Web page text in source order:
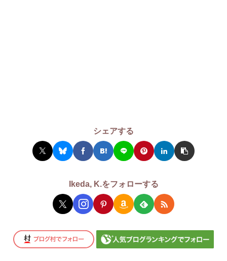
シェアする
Ikeda, K.をフォローする